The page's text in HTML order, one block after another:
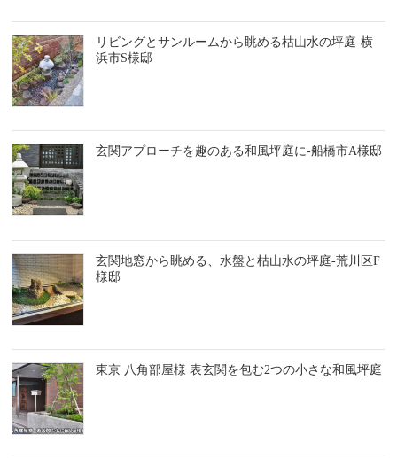
リビングとサンルームから眺める枯山水の坪庭-横
浜市S様邸
玄関アプローチを趣のある和風坪庭に-船橋市A様邸
玄関地窓から眺める、水盤と枯山水の坪庭-荒川区F
様邸
東京 八角部屋様 表玄関を包む2つの小さな和風坪庭